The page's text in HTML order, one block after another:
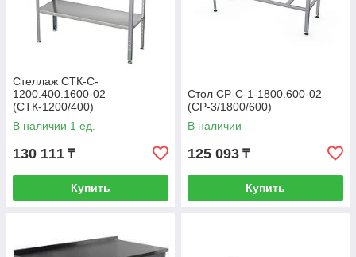
Стеллаж СТК-С-
1200.400.1600-02
(СТК-1200/400)
В наличии 1 ед.
130 111 ₸
Купить
Стол СР-С-1-1800.600-02
(СР-3/1800/600)
В наличии
125 093 ₸
Купить